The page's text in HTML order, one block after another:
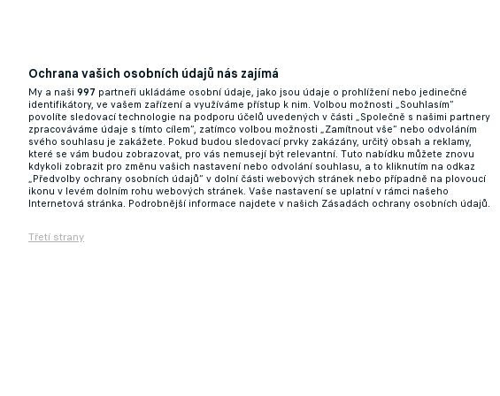
Spartu čeká pořádný řez! Z Letné může v létě odejít
Birmančeviče
06.07.2026 10:01
Ochrana vašich osobních údajů nás zajímá
My a naši 997 partneři ukládáme osobní údaje, jako jsou údaje o prohlížení nebo jedinečné
identifikátory, ve vašem zařízení a využíváme přístup k nim. Volbou možnosti „Souhlasím“
povolíte sledovací technologie na podporu účelů uvedených v části „Společně s našimi partnery
zpracováváme údaje s tímto cílem“, zatímco volbou možnosti „Zamítnout vše“ nebo odvoláním
svého souhlasu je zakážete. Pokud budou sledovací prvky zakázány, určitý obsah a reklamy,
které se vám budou zobrazovat, pro vás nemusejí být relevantní. Tuto nabídku můžete znovu
kdykoli zobrazit pro změnu vašich nastavení nebo odvolání souhlasu, a to kliknutím na odkaz
„Předvolby ochrany osobních údajů“ v dolní části webových stránek nebo případně na plovoucí
ikonu v levém dolním rohu webových stránek. Vaše nastavení se uplatní v rámci našeho
Internetová stránka. Podrobnější informace najdete v našich Zásadách ochrany osobních údajů.
Třetí strany